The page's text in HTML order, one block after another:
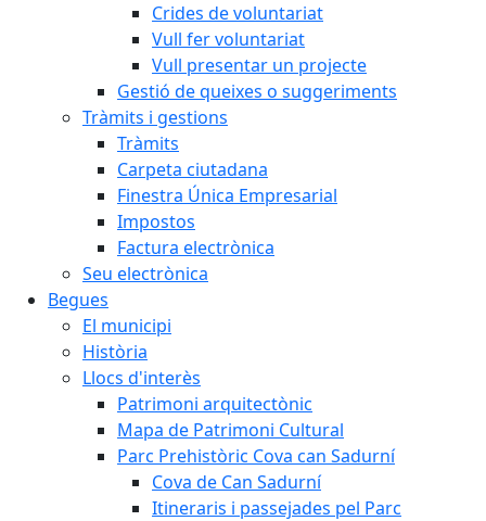
Crides de voluntariat
Vull fer voluntariat
Vull presentar un projecte
Gestió de queixes o suggeriments
Tràmits i gestions
Tràmits
Carpeta ciutadana
Finestra Única Empresarial
Impostos
Factura electrònica
Seu electrònica
Begues
El municipi
Història
Llocs d'interès
Patrimoni arquitectònic
Mapa de Patrimoni Cultural
Parc Prehistòric Cova can Sadurní
Cova de Can Sadurní
Itineraris i passejades pel Parc